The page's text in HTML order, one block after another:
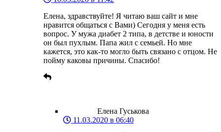
Елена, здравствуйте! Я читаю ваш сайт и мне
нравится общаться с Вами) Сегодня у меня есть
вопрос. У мужа диабет 2 типа, в детстве и юности
он был пухлым. Папа жил с семьей. Но мне
кажется, это как-то могло быть связано с отцом. Не
пойму каковы причины. Спасибо!
Елена Гуськова
11.03.2020 в 06:40